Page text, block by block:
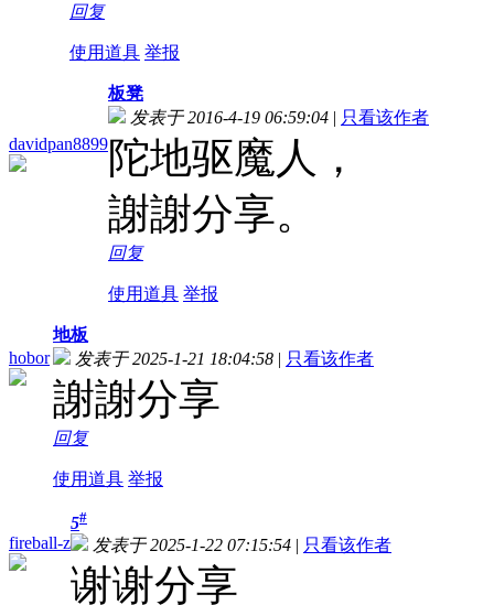
回复
使用道具 举报
davidpan8899
板凳
发表于 2016-4-19 06:59:04 | 只看该作者
陀地驱魔人，
謝謝分享。
回复
使用道具 举报
hobor
地板
发表于 2025-1-21 18:04:58 | 只看该作者
謝謝分享
回复
使用道具 举报
fireball-z
5#
发表于 2025-1-22 07:15:54 | 只看该作者
谢谢分享